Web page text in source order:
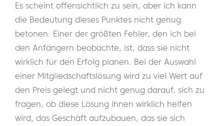
Es scheint offensichtlich zu sein, aber ich kann
die Bedeutung dieses Punktes nicht genug
betonen. Einer der größten Fehler, den ich bei
den Anfängern beobachte, ist, dass sie nicht
wirklich für den Erfolg planen. Bei der Auswahl
einer Mitgliedschaftslösung wird zu viel Wert auf
den Preis gelegt und nicht genug darauf, sich zu
fragen, ob diese Lösung ihnen wirklich helfen
wird, das Geschäft aufzubauen, das sie sich